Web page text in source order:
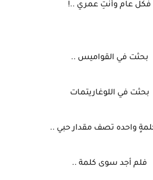
فكل عام وأنتِ عمري ..!
بحثت في القواميس ..
بحثت في اللوغاريتمات
واحده تصف مقدار حبي ..
فلم أجد سوى كلمة ..